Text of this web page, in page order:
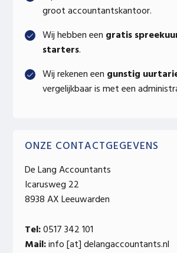
groot accountantskantoor.
Wij hebben een gratis
starters.
Wij rekenen een gunstig
vergelijkbaar is met een
ONZE CONTACTGEGEVENS
De Lang Accountants
Icarusweg 22
8938 AX Leeuwarden
Tel:0517 342 101
Mail:info [at] delangaccountants.nl